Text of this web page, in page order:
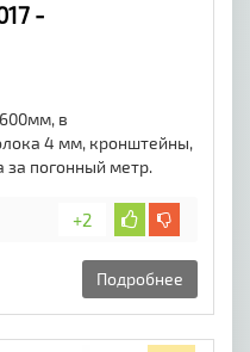
-
в
4 мм, кронштейны,
за погонный метр.
+2
Подробнее